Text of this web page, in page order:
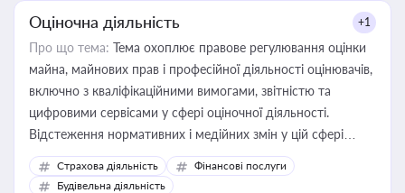
Оціночна діяльність +1
Про що тема: Тема охоплює правове регулювання оцінки
майна, майнових прав і професійної діяльності оцінювачів,
включно з кваліфікаційними вимогами, звітністю та
цифровими сервісами у сфері оціночної діяльності.
Відстеження нормативних і медійних змін у цій сфері
корисне для власника бізнесу, керівника, юриста або
бухгалтера під час оподаткування, приватизації, оренди
Страхова діяльність
Фінансові послуги
Будівельна діяльність